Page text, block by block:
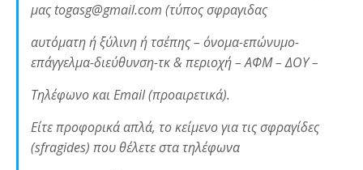
μας togasg@gmail.com (τύπος σφραγιδας
αυτόματη ή ξύλινη ή τσέπης – όνομα-επώνυμο-
επάγγελμα-διεύθυνση-τκ & περιοχή – ΑΦΜ – ΔΟΥ –
Τηλέφωνο και Email (προαιρετικά).
Είτε προφορικά απλά, το κείμενο για τις σφραγίδες
(sfragides) που θέλετε στα τηλέφωνα